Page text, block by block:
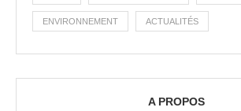
ENVIRONNEMENT ACTUALITÉS
A PROPOS